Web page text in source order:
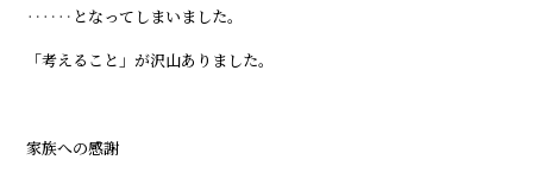
‥‥‥となってしまいました。
「考えること」が沢山ありました。
家族への感謝